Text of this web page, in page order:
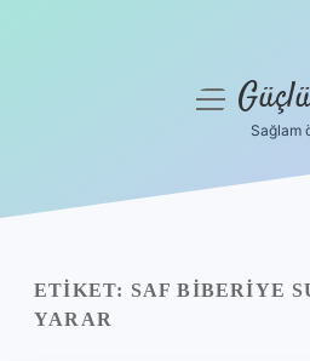
Yasal Uyarı
menüyü
Sağlam
ETIKET: SAF BIBERIYE
YARAR